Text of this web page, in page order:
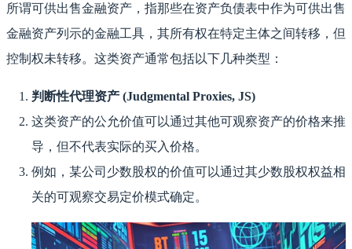
所谓可供出售金融资产，指那些在资产负债表中作为可供出售
金融资产列示的金融工具，其所有权在特定主体之间转移，但
控制权未转移。这类资产通常包括以下几种类型：
判断性代理资产 (Judgmental Proxies, JS)
这类资产的公允价值可以通过其他可观察资产的价格来推
导，但不代表实际的买入价格。
例如，某公司少数股权的价值可以通过其少数股权权益相
关的可观察交易定价模式确定。